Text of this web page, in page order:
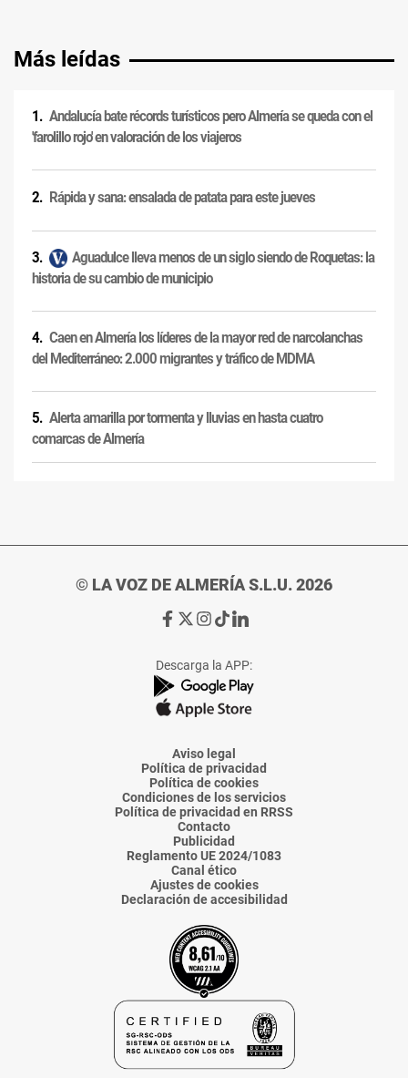
Más leídas
Andalucía bate récords turísticos pero Almería se queda con el
'farolillo rojo' en valoración de los viajeros
Rápida y sana: ensalada de patata para este jueves
Aguadulce lleva menos de un siglo siendo de Roquetas: la
historia de su cambio de municipio
Caen en Almería los líderes de la mayor red de narcolanchas
del Mediterráneo: 2.000 migrantes y tráfico de MDMA
Alerta amarilla por tormenta y lluvias en hasta cuatro
comarcas de Almería
© LA VOZ DE ALMERÍA S.L.U. 2026
Ir
de
La
Voz
Almería
Ir
de
La
Voz
Almería
Ir
de
La
Voz
Almería
Ir
de
La
Voz
Almería
Ir
de
La
Voz
Descarga la APP:
Aviso legal
Política de privacidad
Política de cookies
Condiciones de los servicios
Política de privacidad en RRSS
Contacto
Publicidad
Reglamento UE 2024/1083
Canal ético
Ajustes de cookies
Declaración de accesibilidad